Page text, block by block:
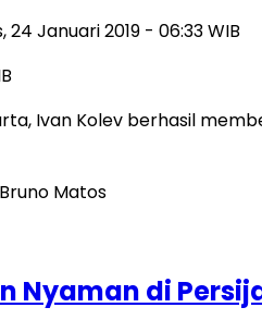
24 Januari 2019 - 06:33 WIB
Ivan Kolev berhasil
Nyaman di